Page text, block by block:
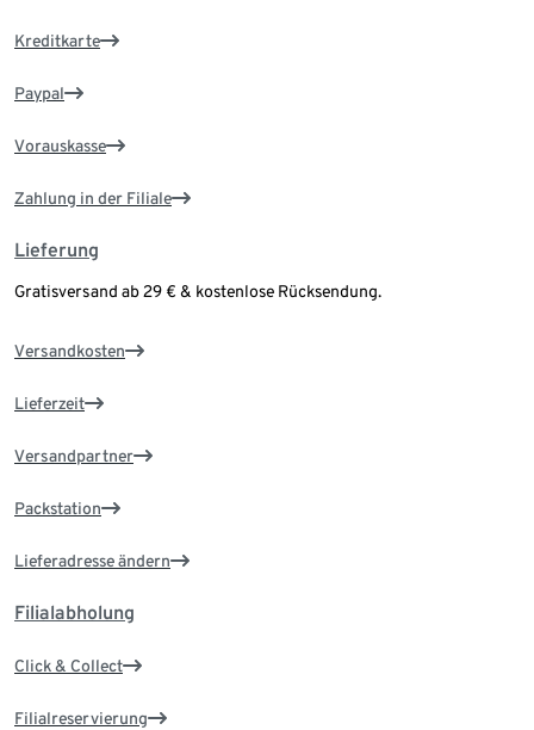
Kreditkarte
Paypal
Vorauskasse
Zahlung in der Filiale
Lieferung
Gratisversand ab 29 € & kostenlose Rücksendung.
Versandkosten
Lieferzeit
Versandpartner
Packstation
Lieferadresse ändern
Filialabholung
Click & Collect
Filialreservierung